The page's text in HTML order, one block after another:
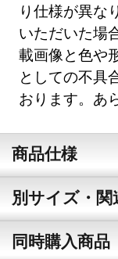
り仕様が異な
いただいた場
載画像と色や
としての不具
おります。あ
商品仕様
別サイズ・関
同時購入商品